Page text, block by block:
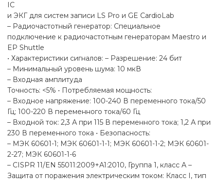
IC
и ЭКГ для систем записи LS Pro и GE CardioLab
– Радиочастотный генератор: Специальное
подключение к радиочастотным генераторам Maestro и
EP Shuttle
• Характеристики сигналов: – Разрешение: 24 бит
– Минимальный уровень шума: 10 мкВ
– Входная амплитуда
Точность: <5% • Потребляемая мощность:
– Входное напряжение: 100-240 В переменного тока/50
Гц; 100-220 В переменного тока/60 Гц
– Входной ток: 2,3 А при 115 В переменного тока; 1,2 А при
230 В переменного тока • Безопасность:
– МЭК 60601-1; МЭК 60601-1-1; МЭК 60601-1-2; МЭК 60601-
2-27; МЭК 60601-1-6
– CISPR 11/EN 55011:2009+A1:2010, Группа 1, класс A –
Защита от поражения электрическим током: Класс I, тип